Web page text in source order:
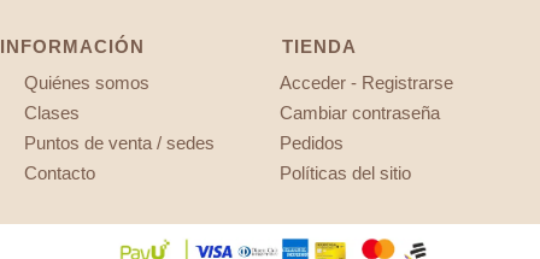
INFORMACIÓN
Quiénes somos
Clases
Puntos de venta / sedes
Contacto
TIENDA
Acceder - Registrarse
Cambiar contraseña
Pedidos
Políticas del sitio